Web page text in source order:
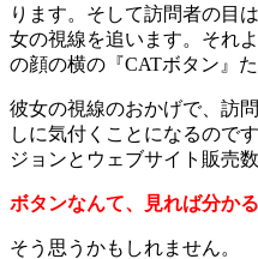
ります。そして訪問者の目
女の視線を追います。それ
の顔の横の『CATボタン』
彼女の視線のおかげで、訪
しに気付くことになるので
ジョンとウェブサイト販売
ボタンなんて、見れば分かる
そう思うかもしれません。